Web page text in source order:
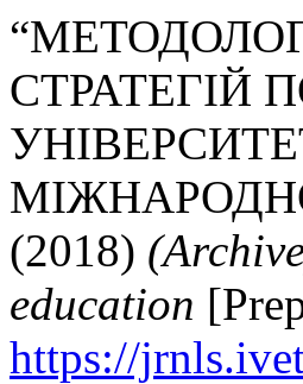
СТРАТЕГІЙ
(2018)
education
https://